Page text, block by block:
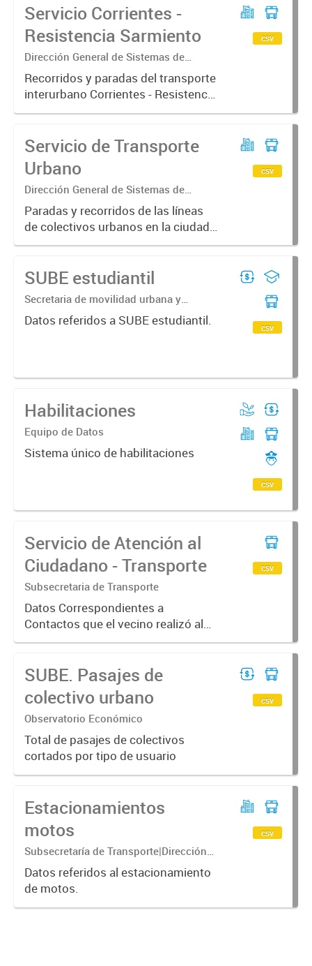
Servicio Corrientes -
Resistencia Sarmiento
Dirección General de Sistemas de
Información Geográfica
Recorridos y paradas del transporte
interurbano Corrientes - Resistencia
ramal Sarmiento
csv
Servicio de Transporte
Urbano
Dirección General de Sistemas de
Información Geográfica
Paradas y recorridos de las líneas
de colectivos urbanos en la ciudad
de Corrientes
csv
SUBE estudiantil
Secretaria de movilidad urbana y
seguridad ciudadana | Subsecretaria de
transporte | Direccion general de
Datos referidos a SUBE estudiantil. csv
Habilitaciones
Equipo de Datos
Sistema único de habilitaciones
csv
Servicio de Atención al
Ciudadano - Transporte
Subsecretaria de Transporte
Datos Correspondientes a
Contactos que el vecino realizó al
Servicio de Atención al Ciudadano
mismos son derivados al área de
transporte
csv
SUBE. Pasajes de
colectivo urbano
Observatorio Económico
Total de pasajes de colectivos
cortados por tipo de usuario
csv
Estacionamientos
motos
Subsecretaría de Transporte|Dirección
General de Transporte Urbano|Dirección
de Estacionamiento Medido
Datos referidos al estacionamiento
de motos.
csv